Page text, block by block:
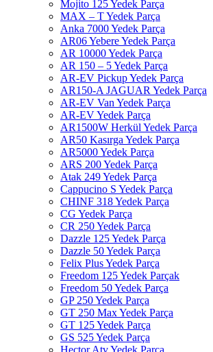
Mojito 125 Yedek Parça
MAX – T Yedek Parça
Anka 7000 Yedek Parça
AR06 Yebere Yedek Parça
AR 10000 Yedek Parça
AR 150 – 5 Yedek Parça
AR-EV Pickup Yedek Parça
AR150-A JAGUAR Yedek Parça
AR-EV Van Yedek Parça
AR-EV Yedek Parça
AR1500W Herkül Yedek Parça
AR50 Kasırga Yedek Parça
AR5000 Yedek Parça
ARS 200 Yedek Parça
Atak 249 Yedek Parça
Cappucino S Yedek Parça
CHINF 318 Yedek Parça
CG Yedek Parça
CR 250 Yedek Parça
Dazzle 125 Yedek Parça
Dazzle 50 Yedek Parça
Felix Plus Yedek Parça
Freedom 125 Yedek Parçak
Freedom 50 Yedek Parça
GP 250 Yedek Parça
GT 250 Max Yedek Parça
GT 125 Yedek Parça
GS 525 Yedek Parça
Hector Atv Yedek Parça